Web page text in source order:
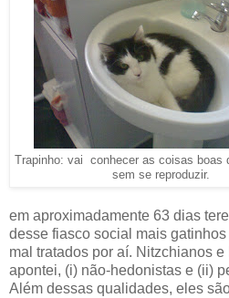
Trapinho: vai conhecer as coisas boas
sem se reproduzir.
em aproximadamente 63 dias
desse fiasco social mais
mal tratados por aí. Nitzchianos
apontei, (i) não-hedonistas e (ii)
Além dessas qualidades, eles